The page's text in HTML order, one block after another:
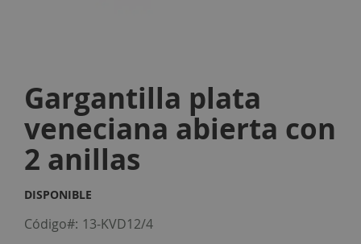
the
beginning
of
the
images
gallery
Gargantilla plata
veneciana abierta con
2 anillas
DISPONIBLE
Código 13-KVD12/4